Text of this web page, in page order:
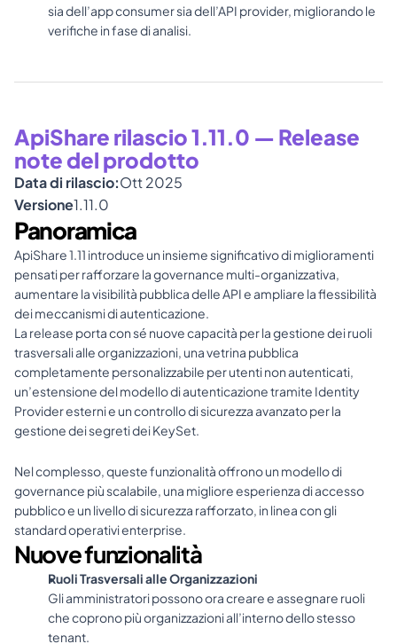
sia dell’app consumer sia dell’API provider, migliorando le
verifiche in fase di analisi.
ApiShare rilascio 1.11.0 — Release
note del prodotto
Data di rilascio:Ott 2025
Versione1.11.0
Panoramica
ApiShare 1.11 introduce un insieme significativo di miglioramenti
pensati per rafforzare la governance multi-organizzativa,
aumentare la visibilità pubblica delle API e ampliare la flessibilità
dei meccanismi di autenticazione.
La release porta con sé nuove capacità per la gestione dei ruoli
trasversali alle organizzazioni, una vetrina pubblica
completamente personalizzabile per utenti non autenticati,
un’estensione del modello di autenticazione tramite Identity
Provider esterni e un controllo di sicurezza avanzato per la
gestione dei segreti dei KeySet.
Nel complesso, queste funzionalità offrono un modello di
governance più scalabile, una migliore esperienza di accesso
pubblico e un livello di sicurezza rafforzato, in linea con gli
standard operativi enterprise.
Nuove funzionalità
Ruoli Trasversali alle Organizzazioni
Gli amministratori possono ora creare e assegnare ruoli
che coprono più organizzazioni all’interno dello stesso
tenant.